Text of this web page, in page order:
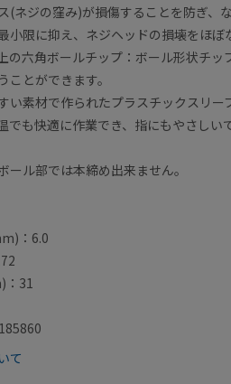
(ネジの窪み)が損傷することを防ぎ、
小限に抑え、ネジヘッドの損壊をほぼ
の六角ボールチップ：ボール形状チ
ことができます。
い素材で作られたプラスチックスリー
でも快適に作業でき、指にもやさしいで
ル部では本締め出来ません。
：6.0
：31
て